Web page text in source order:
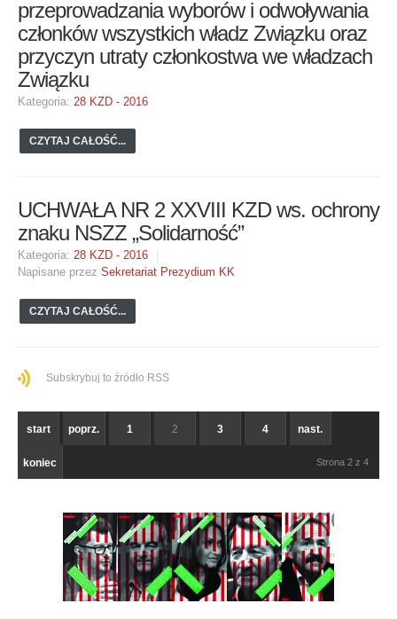
przeprowadzania wyborów i odwoływania
członków wszystkich władz Związku oraz
przyczyn utraty członkostwa we władzach
Związku
Kategoria: 28 KZD - 2016
CZYTAJ CAŁOŚĆ...
UCHWAŁA NR 2 XXVIII KZD ws. ochrony
znaku NSZZ „Solidarność”
Kategoria: 28 KZD - 2016
Napisane przez Sekretariat Prezydium KK
CZYTAJ CAŁOŚĆ...
Subskrybuj to źródło RSS
start poprz. 1 2 3 4 nast.
koniec Strona 2 z 4